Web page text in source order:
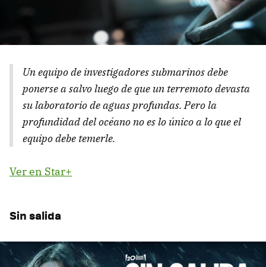
Un equipo de investigadores submarinos debe
ponerse a salvo luego de que un terremoto devasta
su laboratorio de aguas profundas. Pero la
profundidad del océano no es lo único a lo que el
equipo debe temerle.
Ver en Star+
Sin salida